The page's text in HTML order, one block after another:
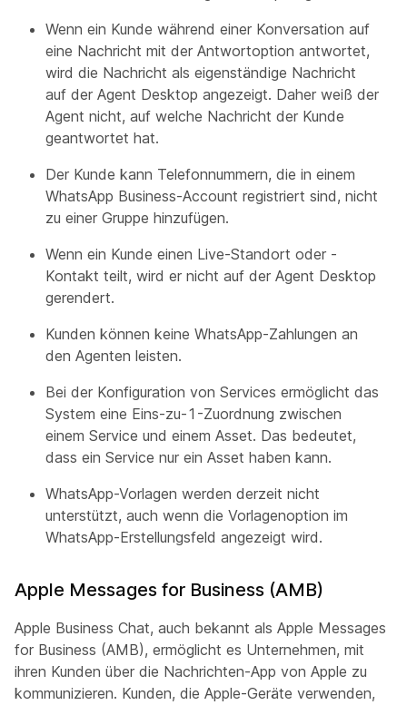
Wenn ein Kunde während einer Konversation auf
eine Nachricht mit der Antwortoption antwortet,
wird die Nachricht als eigenständige Nachricht
auf der Agent Desktop angezeigt. Daher weiß der
Agent nicht, auf welche Nachricht der Kunde
geantwortet hat.
Der Kunde kann Telefonnummern, die in einem
WhatsApp Business-Account registriert sind, nicht
zu einer Gruppe hinzufügen.
Wenn ein Kunde einen Live-Standort oder -
Kontakt teilt, wird er nicht auf der Agent Desktop
gerendert.
Kunden können keine WhatsApp-Zahlungen an
den Agenten leisten.
Bei der Konfiguration von Services ermöglicht das
System eine Eins-zu-1-Zuordnung zwischen
einem Service und einem Asset. Das bedeutet,
dass ein Service nur ein Asset haben kann.
WhatsApp-Vorlagen werden derzeit nicht
unterstützt, auch wenn die Vorlagenoption im
WhatsApp-Erstellungsfeld angezeigt wird.
Apple Messages for Business (AMB)
Apple Business Chat, auch bekannt als Apple Messages
for Business (AMB), ermöglicht es Unternehmen, mit
ihren Kunden über die Nachrichten-App von Apple zu
kommunizieren. Kunden, die Apple-Geräte verwenden,